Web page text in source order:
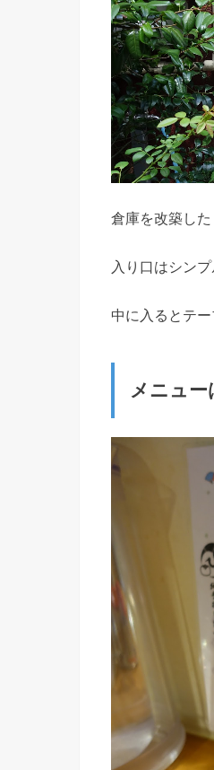
倉庫を改築した
入り口はシンプ
中に入るとテ
メニュー